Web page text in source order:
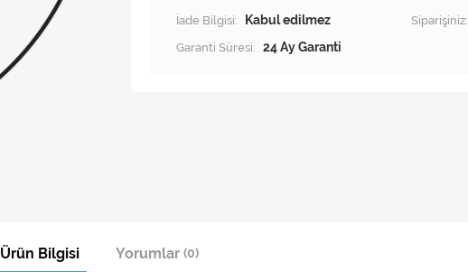
İade Bilgisi:
Siparişiniz:
Garanti Süresi: 24 Ay Garanti
Ürün Bilgisi Yorumlar (0)